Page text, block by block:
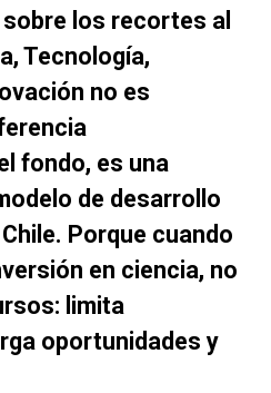
los recortes al
Tecnología,
no es
fondo, es una
de desarrollo
Porque cuando
en ciencia, no
limita
oportunidades y